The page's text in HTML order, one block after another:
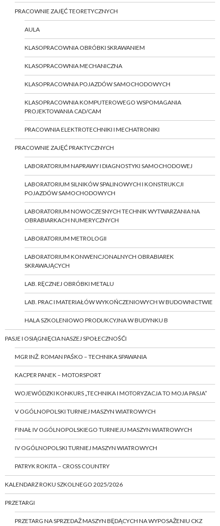
PRACOWNIE ZAJĘĆ TEORETYCZNYCH
AULA
KLASOPRACOWNIA OBRÓBKI SKRAWANIEM
KLASOPRACOWNIA MECHANICZNA
KLASOPRACOWNIA POJAZDÓW SAMOCHODOWYCH
KLASOPRACOWNIA KOMPUTEROWEGO WSPOMAGANIA
PROJEKTOWANIA CAD/CAM
PRACOWNIA ELEKTROTECHNIKI I MECHATRONIKI
PRACOWNIE ZAJĘĆ PRAKTYCZNYCH
LABORATORIUM NAPRAWY I DIAGNOSTYKI SAMOCHODOWEJ
LABORATORIUM SILNIKÓW SPALINOWYCH I KONSTRUKCJI
POJAZDÓW SAMOCHODOWYCH
LABORATORIUM NOWOCZESNYCH TECHNIK WYTWARZANIA NA
OBRABIARKACH NUMERYCZNYCH
LABORATORIUM METROLOGII
LABORATORIUM KONWENCJONALNYCH OBRABIAREK
SKRAWAJĄCYCH
LAB. RĘCZNEJ OBRÓBKI METALU
LAB. PRAC I MATERIAŁÓW WYKOŃCZENIOWYCH W BUDOWNICTWIE
HALA SZKOLENIOWO PRODUKCYJNA W BUDYNKU B
PASJE I OSIĄGNIĘCIA NASZEJ SPOŁECZNOŚĆI
MGR INŻ. ROMAN PAŚKO – TECHNIKA SPAWANIA
KACPER PANEK – MOTORSPORT
WOJEWÓDZKI KONKURS „TECHNIKA I MOTORYZACJA TO MOJA PASJA”
V OGÓLNOPOLSKI TURNIEJ MASZYN WIATROWYCH
FINAŁ IV OGÓLNOPOLSKIEGO TURNIEJU MASZYN WIATROWYCH
IV OGÓLNOPOLSKI TURNIEJ MASZYN WIATROWYCH
PATRYK ROKITA – CROSS COUNTRY
KALENDARZ ROKU SZKOLNEGO 2025/2026
PRZETARGI
PRZETARG NA SPRZEDAŻ MASZYN BĘDĄCYCH NA WYPOSAŻENIU CKZ